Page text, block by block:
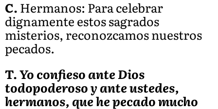
C.Hermanos: Para celebrar
dignamente estos sagrados
misterios, reconozcamos nuestros
pecados.
T.Yo confieso ante Dios
todopoderoso y ante ustedes,
hermanos, que he pecado mucho